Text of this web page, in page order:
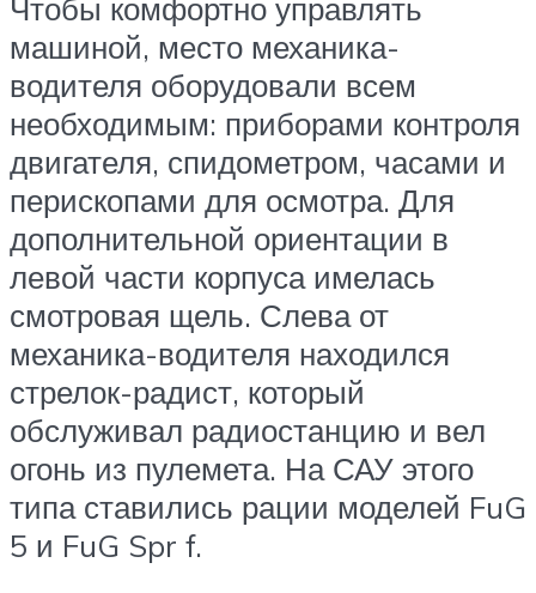
Чтобы комфортно управлять
машиной, место механика-
водителя оборудовали всем
необходимым: приборами контроля
двигателя, спидометром, часами и
перископами для осмотра. Для
дополнительной ориентации в
левой части корпуса имелась
смотровая щель. Слева от
механика-водителя находился
стрелок-радист, который
обслуживал радиостанцию и вел
огонь из пулемета. На САУ этого
типа ставились рации моделей FuG
5 и FuG Spr f.